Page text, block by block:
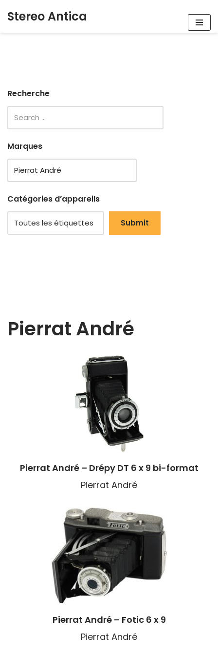
Stereo Antica
Recherche
Marques
Catégories d’appareils
Pierrat André
Pierrat André – Drépy DT 6 x 9 bi-format
Pierrat André
Pierrat André – Fotic 6 x 9
Pierrat André